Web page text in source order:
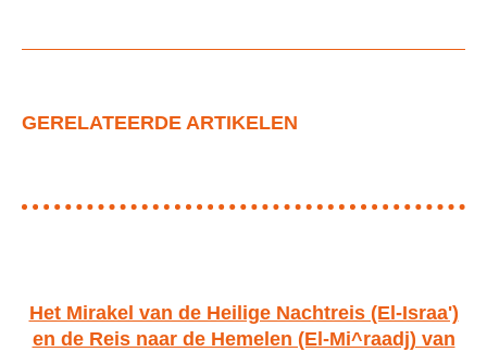
GERELATEERDE ARTIKELEN
Het Mirakel van de Heilige Nachtreis (El-Israa')
en de Reis naar de Hemelen (El-Mi^raadj) van